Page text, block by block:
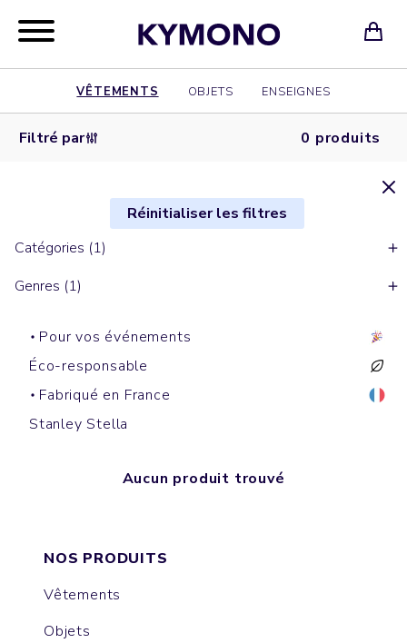
VÊTEMENTS OBJETS ENSEIGNES
Filtré par 0 produits
Réinitialiser les filtres
Catégories (1)
Genres (1)
Pour vos événements
Éco-responsable
Fabriqué en France
Stanley Stella
Aucun produit trouvé
NOS PRODUITS
Vêtements
Objets